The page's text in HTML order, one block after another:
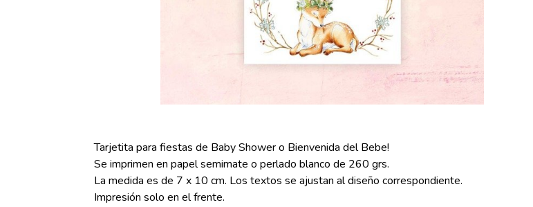
Tarjetita para fiestas de Baby Shower o Bienvenida del Bebe!
Se imprimen en papel semimate o perlado blanco de 260 grs.
La medida es de 7 x 10 cm. Los textos se ajustan al diseño correspondiente.
Impresión solo en el frente.